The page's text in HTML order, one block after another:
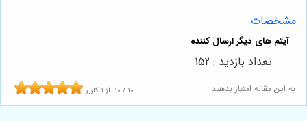
مشخصات
به این مقاله امتیاز بدهید : 10 / 10 از1 کاربر
تعداد بازدید : 152